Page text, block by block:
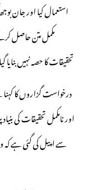
مکمل متن حاصل
تحقیقات کا حصہ نہیں
درخواست گزاروں کا
اور نامکمل تحقیقات کی
سے اپیل کی گئی ہے کہ